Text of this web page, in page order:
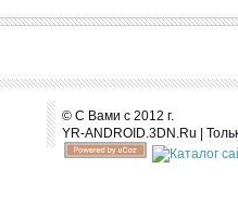
© С Вами с 2012 г.
YR-ANDROID.3DN.Ru |